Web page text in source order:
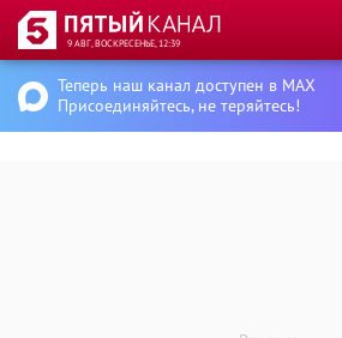
9 АВГ, ВОСКРЕСЕНЬЕ, 12:39
Теперь наш канал доступен в MAX
Присоединяйтесь, не теряйтесь!